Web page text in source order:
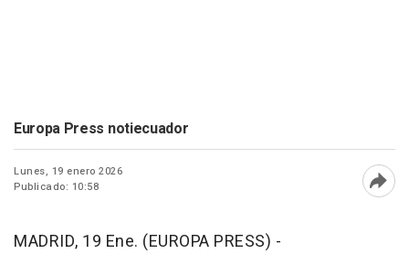
Europa Press notiecuador
Lunes, 19 enero 2026
Publicado: 10:58
MADRID, 19 Ene. (EUROPA PRESS) -